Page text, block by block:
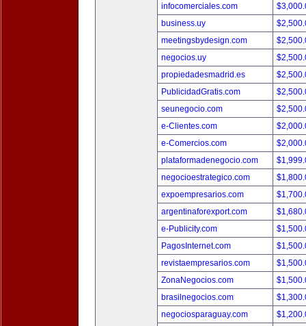
infocomerciales.com
business.uy
meetingsbydesign.com
negocios.uy
propiedadesmadrid.es
PublicidadGratis.com
seunegocio.com
e-Clientes.com
e-Comercios.com
plataformadenegocio.com
negocioestrategico.com
expoempresarios.com
argentinaforexport.com
e-Publicity.com
PagosInternet.com
revistaempresarios.com
ZonaNegocios.com
brasilnegocios.com
negociosparaguay.com